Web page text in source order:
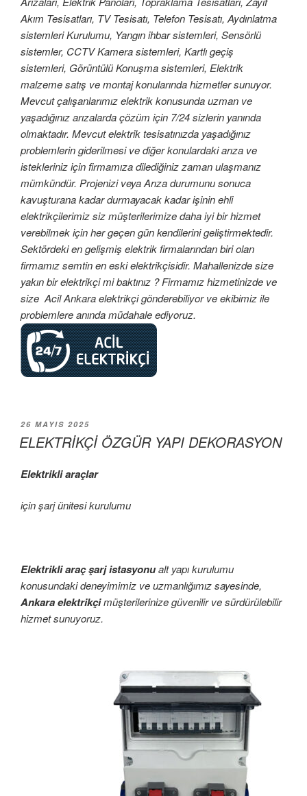
Akım Tesisatları, TV Tesisatı, Telefon Tesisatı, Aydınlatma
sistemleri Kurulumu, Yangın ihbar sistemleri, Sensörlü
sistemler, CCTV Kamera sistemleri, Kartlı geçiş
sistemleri, Görüntülü Konuşma sistemleri, Elektrik
malzeme satış ve montaj konularında hizmetler sunuyor.
Mevcut çalışanlarımız elektrik konusunda uzman ve
yaşadığınız arızalarda çözüm için 7/24 sizlerin yanında
olmaktadır. Mevcut elektrik tesisatınızda yaşadığınız
problemlerin giderilmesi ve diğer konulardaki arıza ve
istekleriniz için firmamıza dilediğiniz zaman ulaşmanız
mümkündür. Projenizi veya Arıza durumunu sonuca
kavuşturana kadar durmayacak kadar işinin ehli
elektrikçilerimiz siz müşterilerimize daha iyi bir hizmet
verebilmek için her geçen gün kendilerini geliştirmektedir.
Sektördeki en gelişmiş elektrik firmalarından biri olan
firmamız semtin en eski elektrikçisidir. Mahallenizde size
yakın bir elektrikçi mi baktınız ? Firmamız hizmetinizde ve
size Acil Ankara elektrikçi gönderebiliyor ve ekibimiz ile
problemlere anında müdahale ediyoruz.
YAYIM
TARIHI
26 MAYIS 2025
ELEKTRİKÇİ ÖZGÜR YAPI DEKORASYON
Elektrikli araçlar
için şarj ünitesi kurulumu
Elektrikli araç şarj istasyonualt yapı kurulumu
konusundaki deneyimimiz ve uzmanlığımız sayesinde,
Ankara elektrikçimüşterilerinize güvenilir ve sürdürülebilir
hizmet sunuyoruz.